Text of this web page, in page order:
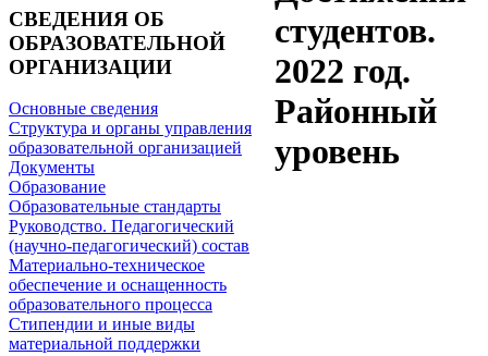
СВЕДЕНИЯ ОБ
ОБРАЗОВАТЕЛЬНОЙ
ОРГАНИЗАЦИИ
Основные сведения
Структура и органы управления
образовательной организацией
Документы
Образование
Образовательные стандарты
Руководство. Педагогический
(научно-педагогический) состав
Материально-техническое
обеспечение и оснащенность
образовательного процесса
Стипендии и иные виды
материальной поддержки
студентов.
2022 год.
Районный
уровень